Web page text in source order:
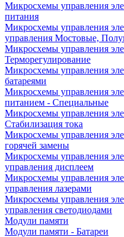
Микросхемы управления
питания
Микросхемы управления
управления Мостовые,
Микросхемы управления
Терморегулирование
Микросхемы управления
батареями
Микросхемы управления
питанием - Специальные
Микросхемы управления
Стабилизация тока
Микросхемы управления
горячей замены
Микросхемы управления
управления дисплеем
Микросхемы управления
управления лазерами
Микросхемы управления
управления светодиодами
Модули памяти
Модули памяти - Батареи